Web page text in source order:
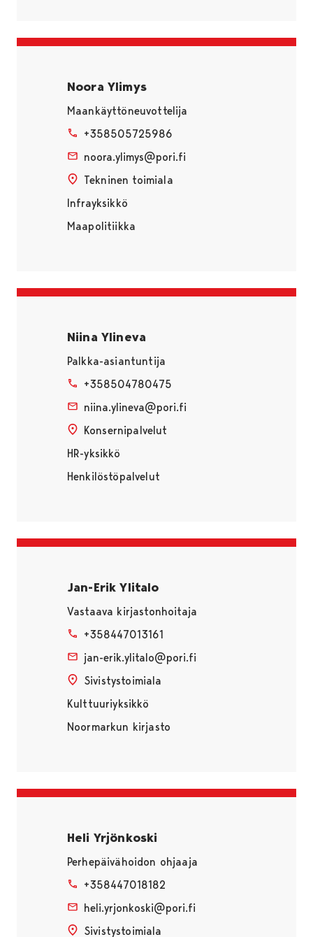
Noora Ylimys
Maankäyttöneuvottelija
+358505725986
noora.ylimys@pori.fi
Tekninen toimiala
Infrayksikkö
Maapolitiikka
Niina Ylineva
Palkka-asiantuntija
+358504780475
niina.ylineva@pori.fi
Konsernipalvelut
HR-yksikkö
Henkilöstöpalvelut
Jan-Erik Ylitalo
Vastaava kirjastonhoitaja
+358447013161
jan-erik.ylitalo@pori.fi
Sivistystoimiala
Kulttuuriyksikkö
Noormarkun kirjasto
Heli Yrjönkoski
Perhepäivähoidon ohjaaja
+358447018182
heli.yrjonkoski@pori.fi
Sivistystoimiala